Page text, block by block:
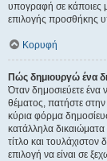
υπογραφή σε κάποιες
επιλογής προσθήκης
Κορυφή
Πώς δημιουργώ ένα
Όταν δημοσιεύετε ένα
θέματος, πατήστε
κύρια φόρμα
κατάλληλα
τίτλο και
επιλογή να είναι σε